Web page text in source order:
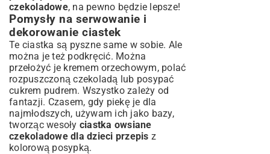
czekoladowe, na pewno będzie lepsze!
Pomysły na serwowanie i
dekorowanie ciastek
Te ciastka są pyszne same w sobie. Ale
można je też podkręcić. Można
przełożyć je kremem orzechowym, polać
rozpuszczoną czekoladą lub posypać
cukrem pudrem. Wszystko zależy od
fantazji. Czasem, gdy piekę je dla
najmłodszych, używam ich jako bazy,
tworząc wesoły ciastka owsiane
czekoladowe dla dzieci przepis z
kolorową posypką.